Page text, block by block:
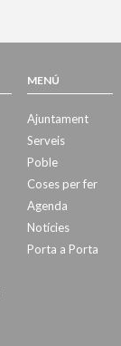
MENÚ
Ajuntament
Serveis
Poble
Coses per fer
Agenda
Notícies
Porta a Porta